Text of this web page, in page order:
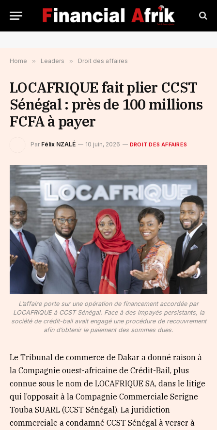
Home » Leaders » Droit des affaires
LOCAFRIQUE fait plier CCST
Sénégal : près de 100 millions
FCFA à payer
Par Félix NZALÉ 10 juin, 2026 DROIT DES AFFAIRES
L’affaire porte sur une opération de financement accordée par
LOCAFRIQUE à CCST Sénégal. Face à des impayés persistants, la
société de crédit-bail avait engagé une procédure de recouvrement
afin d’obtenir le paiement des sommes dues.
Le Tribunal de commerce de Dakar a donné raison à
la Compagnie ouest-africaine de Crédit-Bail, plus
connue sous le nom de LOCAFRIQUE SA, dans le litige
qui l’opposait à la Compagnie Commerciale Serigne
Touba SUARL (CCST Sénégal). La juridiction
commerciale a condamné CCST Sénégal à verser à